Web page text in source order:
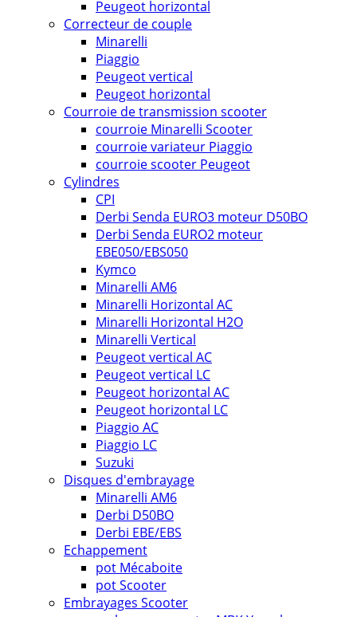
Peugeot horizontal
Correcteur de couple
Minarelli
Piaggio
Peugeot vertical
Peugeot horizontal
Courroie de transmission scooter
courroie Minarelli Scooter
courroie variateur Piaggio
courroie scooter Peugeot
Cylindres
CPI
Derbi Senda EURO3 moteur D50BO
Derbi Senda EURO2 moteur
EBE050/EBS050
Kymco
Minarelli AM6
Minarelli Horizontal AC
Minarelli Horizontal H2O
Minarelli Vertical
Peugeot vertical AC
Peugeot vertical LC
Peugeot horizontal AC
Peugeot horizontal LC
Piaggio AC
Piaggio LC
Suzuki
Disques d'embrayage
Minarelli AM6
Derbi D50BO
Derbi EBE/EBS
Echappement
pot Mécaboite
pot Scooter
Embrayages Scooter